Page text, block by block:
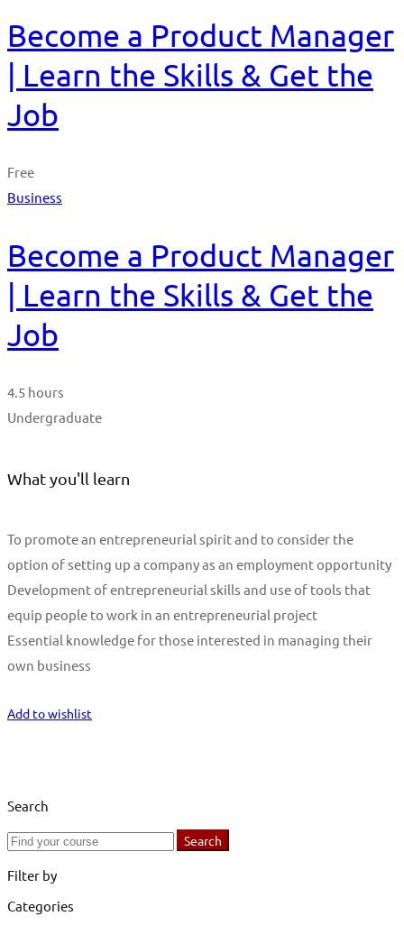
Become a Product Manager
| Learn the Skills & Get the
Job
Free
Business
Become a Product Manager
| Learn the Skills & Get the
Job
4.5 hours
Undergraduate
What you'll learn
To promote an entrepreneurial spirit and to consider the
option of setting up a company as an employment opportunity
Development of entrepreneurial skills and use of tools that
equip people to work in an entrepreneurial project
Essential knowledge for those interested in managing their
own business
Add to wishlist
Search
Search
Search
Filter by
Categories